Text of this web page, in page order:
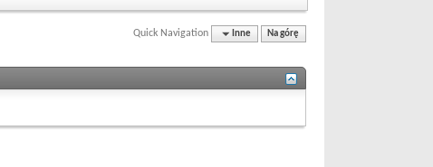
Quick Navigation Inne Na górę